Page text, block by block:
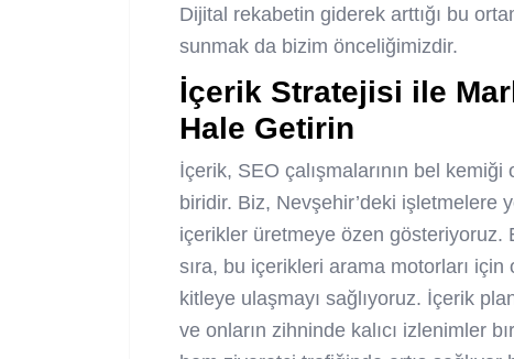
Dijital rekabetin giderek arttığı bu
sunmak da bizim önceliğimizdir.
İçerik Stratejisi ile
Hale Getirin
İçerik, SEO çalışmalarının bel
biridir. Biz, Nevşehir’deki işletmelere
içerikler üretmeye özen gösteriyoruz.
sıra, bu içerikleri arama motorları
kitleye ulaşmayı sağlıyoruz. İçerik
ve onların zihninde kalıcı izlenimler